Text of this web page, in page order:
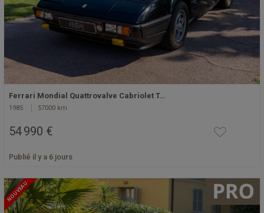
Ferrari Mondial Quattrovalve Cabriolet T…
1985 57000 km
54 990 €
Publié il y a 6 jours
NOUVEAU